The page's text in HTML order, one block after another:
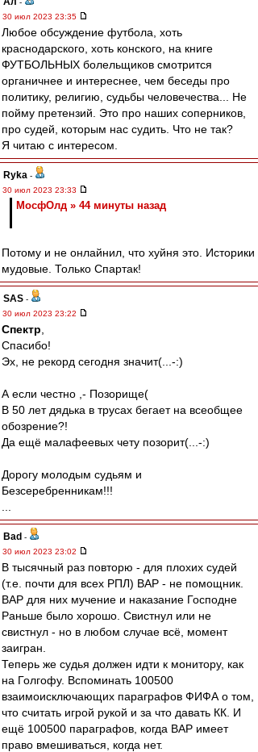
-
30 июл 2023 23:35
Любое обсуждение футбола, хоть
краснодарского, хоть конского, на книге
ФУТБОЛЬНЫХ болельщиков смотрится
органичнее и интереснее, чем беседы про
политику, религию, судьбы человечества... Не
пойму претензий. Это про наших соперников,
про судей, которым нас судить. Что не так?
Я читаю с интересом.
Ryka -
30 июл 2023 23:33
МосфОлд » 44 минуты назад
Потому и не онлайнил, что хуйня это. Историки
мудовые. Только Спартак!
SAS -
30 июл 2023 23:22
Спектр
Спасибо!
Эх, не рекорд сегодня значит(...-:)
А если честно ,- Позорище(
В 50 лет дядька в трусах бегает на всеобщее
обозрение?!
Да ещё малафеевых чету позорит(...-:)
Дорогу молодым судьям и
Безсеребренникам!!!
Bad -
30 июл 2023 23:02
В тысячный раз повторю - для плохих судей
(т.е. почти для всех РПЛ) ВАР - не помощник.
ВАР для них мучение и наказание Господне
Раньше было хорошо. Свистнул или не
свистнул - но в любом случае всё, момент
заигран.
Теперь же судья должен идти к монитору, как
на Голгофу. Вспоминать 100500
взаимоисключающих параграфов ФИФА о том,
что считать игрой рукой и за что давать КК. И
ещё 100500 параграфов, когда ВАР имеет
право вмешиваться, когда нет.